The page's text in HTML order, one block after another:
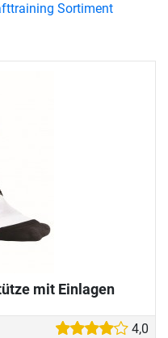
mit Einlagen
4,0
Sortiment